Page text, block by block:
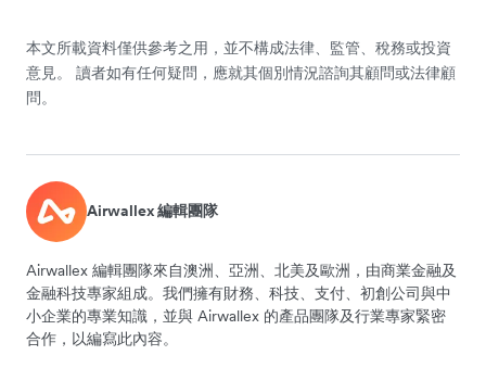
本文所載資料僅供參考之用，並不構成法律、監管、稅務或投資
意見。 讀者如有任何疑問，應就其個別情況諮詢其顧問或法律顧
問。
Airwallex 編輯團隊
Airwallex 編輯團隊來自澳洲、亞洲、北美及歐洲，由商業金融及
金融科技專家組成。我們擁有財務、科技、支付、初創公司與中
小企業的專業知識，並與 Airwallex 的產品團隊及行業專家緊密
合作，以編寫此內容。